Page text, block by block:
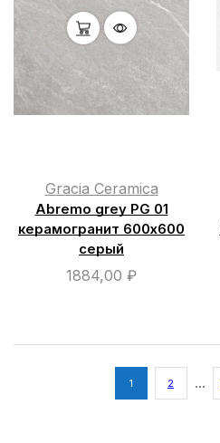
Gracia Ceramica
Abremo grey PG 01
керамогранит 600х600
серый
1884,00 ₽
1 2 …